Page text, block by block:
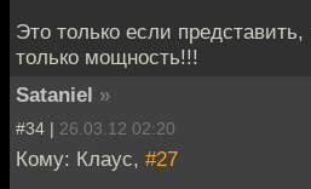
Это только если
только мощность!!!
Sataniel »
#34 | 26.03.12 02:20
Кому: Клаус, #27